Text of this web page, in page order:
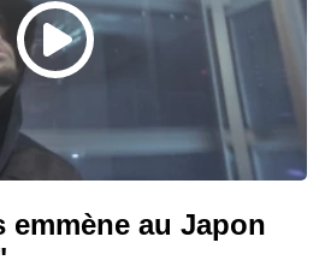
emmène au Japon